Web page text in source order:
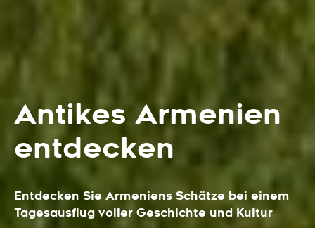
Antikes Armenien
entdecken
Entdecken Sie Armeniens Schätze bei einem
Tagesausflug voller Geschichte und Kultur